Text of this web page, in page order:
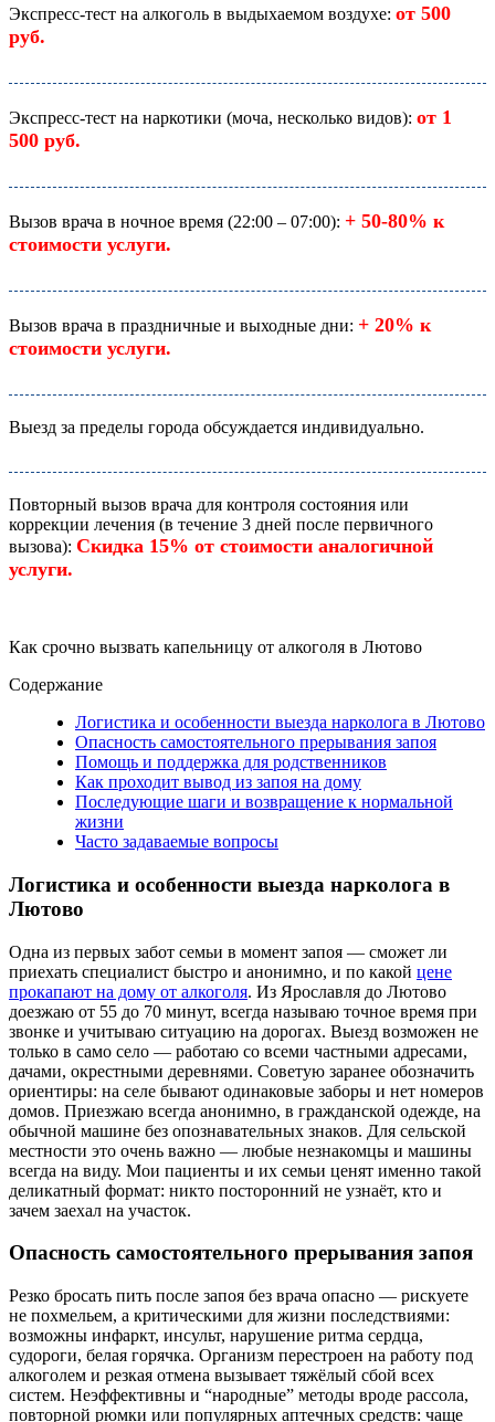
Экспресс-тест на алкоголь в выдыхаемом воздухе: от 500
руб.
Экспресс-тест на наркотики (моча, несколько видов): от 1
500 руб.
Вызов врача в ночное время (22:00 – 07:00): + 50-80% к
стоимости услуги.
Вызов врача в праздничные и выходные дни: + 20% к
стоимости услуги.
Выезд за пределы города обсуждается индивидуально.
Повторный вызов врача для контроля состояния или
коррекции лечения (в течение 3 дней после первичного
вызова): Скидка 15% от стоимости аналогичной
услуги.
Как срочно вызвать капельницу от алкоголя в Лютово
Содержание
Логистика и особенности выезда нарколога в Лютово
Опасность самостоятельного прерывания запоя
Помощь и поддержка для родственников
Как проходит вывод из запоя на дому
Последующие шаги и возвращение к нормальной
жизни
Часто задаваемые вопросы
Логистика и особенности выезда нарколога в
Лютово
Одна из первых забот семьи в момент запоя — сможет ли
приехать специалист быстро и анонимно, и по какой цене
прокапают на дому от алкоголя. Из Ярославля до Лютово
доезжаю от 55 до 70 минут, всегда называю точное время при
звонке и учитываю ситуацию на дорогах. Выезд возможен не
только в само село — работаю со всеми частными адресами,
дачами, окрестными деревнями. Советую заранее обозначить
ориентиры: на селе бывают одинаковые заборы и нет номеров
домов. Приезжаю всегда анонимно, в гражданской одежде, на
обычной машине без опознавательных знаков. Для сельской
местности это очень важно — любые незнакомцы и машины
всегда на виду. Мои пациенты и их семьи ценят именно такой
деликатный формат: никто посторонний не узнаёт, кто и
зачем заехал на участок.
Опасность самостоятельного прерывания запоя
Резко бросать пить после запоя без врача опасно — рискуете
не похмельем, а критическими для жизни последствиями:
возможны инфаркт, инсульт, нарушение ритма сердца,
судороги, белая горячка. Организм перестроен на работу под
алкоголем и резкая отмена вызывает тяжёлый сбой всех
систем. Неэффективны и “народные” методы вроде рассола,
повторной рюмки или популярных аптечных средств: чаще